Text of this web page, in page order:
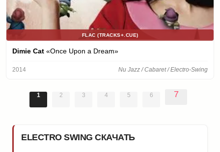
FLAC (TRACKS+.CUE)
Dimie Cat «Once Upon a Dream»
2014 Nu Jazz / Cabaret / Electro-Swing
1 2 3 4 5 6 7
ELECTRO SWING СКАЧАТЬ